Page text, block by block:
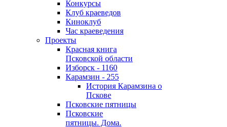
Конкурсы
Клуб краеведов
Киноклуб
Час краеведения
Проекты
Красная книга
Псковской области
Изборск - 1160
Карамзин - 255
История Карамзина о
Пскове
Псковские пятницы
Псковские
пятницы. Дома.